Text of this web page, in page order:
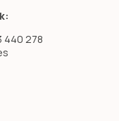
440 278